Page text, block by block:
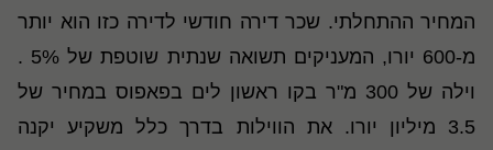
המחיר ההתחלתי. שכר דירה חודשי לדירה כזו הוא יותר
מ-600 יורו, המעניקים תשואה שנתית שוטפת של 5% .
וילה של 300 מ"ר בקו ראשון לים בפאפוס במחיר של
3.5 מיליון יורו. את הווילות בדרך כלל משקיע יקנה